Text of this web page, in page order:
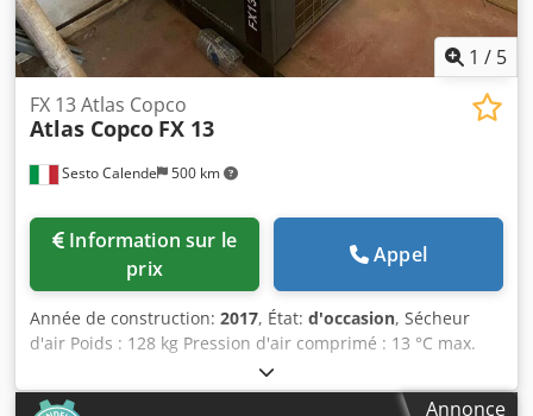
1 / 5
Sesto Calende 500 km
FX 13 Atlas Copco
Atlas Copco FX 13
prix
Appel
Année de construction: 2017, État: d'occasion, Sécheur
d'air Poids : 128 kg Pression d'air comprimé : 13 °C max.
Température ambiante : 46 °C max. Dodpsw Da Enofx
Ahhokr
Annonce